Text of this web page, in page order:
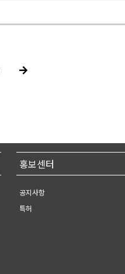
홍보센터
공지사항
특허